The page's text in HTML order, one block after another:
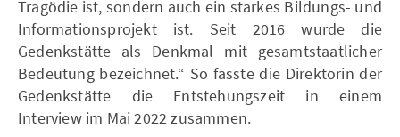
Tragödie ist, sondern auch ein starkes Bildungs- und
Informationsprojekt ist. Seit 2016 wurde die
Gedenkstätte als Denkmal mit gesamtstaatlicher
Bedeutung bezeichnet.“ So fasste die Direktorin der
Gedenkstätte die Entstehungszeit in einem
Interview im Mai 2022 zusammen.